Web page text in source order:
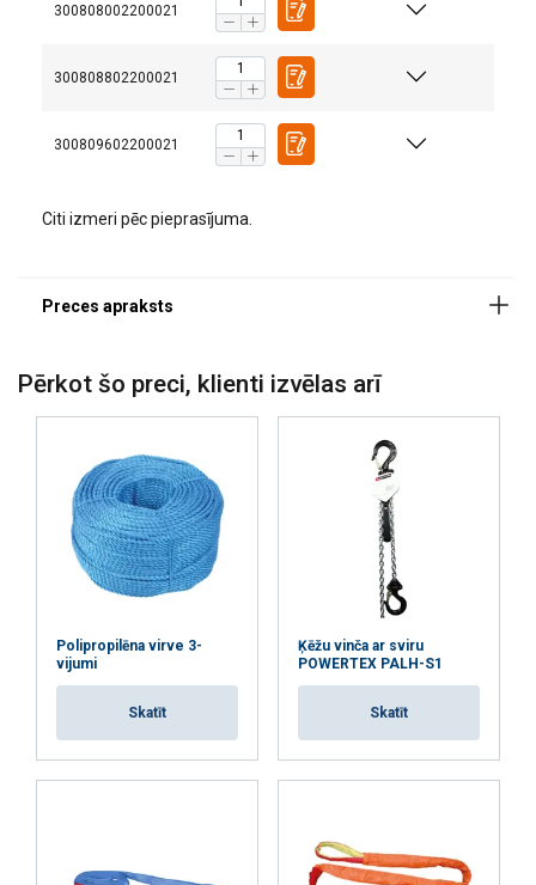
300808002200021
300808802200021
300809602200021
Citi izmeri pēc pieprasījuma.
Pērkot šo preci, klienti izvēlas arī
Polipropilēna virve 3-
vijumi
Skatīt
Ķēžu vinča ar sviru
POWERTEX PALH-S1
Skatīt